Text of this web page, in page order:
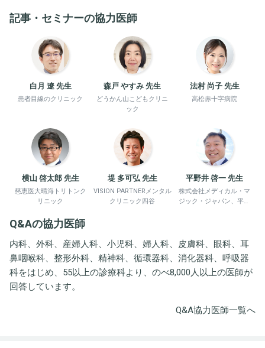
記事・セミナーの協力医師
白月 遼 先生
患者目線のクリニック
森戸 やすみ 先生
どうかん山こどもクリニ
ック
法村 尚子 先生
高松赤十字病院
横山 啓太郎 先生
慈恵医大晴海トリトンク
リニック
堤 多可弘 先生
VISION PARTNERメンタル
クリニック四谷
平野井 啓一 先生
株式会社メディカル・マ
ジック・ジャパン、平野
Q&Aの協力医師
内科、外科、産婦人科、小児科、婦人科、皮膚科、眼科、耳
鼻咽喉科、整形外科、精神科、循環器科、消化器科、呼吸器
科をはじめ、55以上の診療科より、のべ8,000人以上の医師が
回答しています。
Q&A協力医師一覧へ